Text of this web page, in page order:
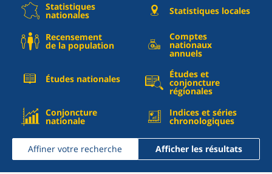
Statistiques
nationales Statistiques locales
Recensement
de la population
Comptes
nationaux
annuels
Études nationales Études et
conjoncture
régionales
Conjoncture
nationale
Indices et séries
chronologiques
Affiner votre recherche Afficher les résultats